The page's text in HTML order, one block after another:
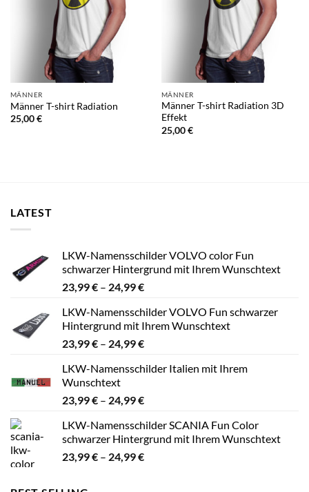
MÄNNER
Männer T-shirt Radiation
25,00€
MÄNNER
Männer T-shirt Radiation 3D
Effekt
25,00€
LATEST
LKW-Namensschilder VOLVO color Fun
schwarzer Hintergrund mit Ihrem Wunschtext
23,99€ – 24,99€Preisspanne:
bis
24,99 €
LKW-Namensschilder VOLVO Fun schwarzer
Hintergrund mit Ihrem Wunschtext
23,99€ – 24,99€Preisspanne:
bis
LKW-Namensschilder Italien mit Ihrem
Wunschtext
23,99€ – 24,99€Preisspanne:
bis
24,99 €
LKW-Namensschilder SCANIA Fun Color
schwarzer Hintergrund mit Ihrem Wunschtext
23,99€ – 24,99€Preisspanne: